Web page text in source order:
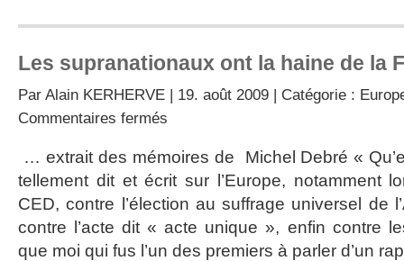
Les supranationaux ont la haine de la
Par Alain KERHERVE | 19. août 2009 | Catégorie :
Commentaires fermés
ont
la
de
la
France
… extrait des mémoires de Michel Debré «
tellement dit et écrit sur l’Europe, notamment
CED, contre l’élection au suffrage universel de
contre l’acte dit « acte unique », enfin contre
que moi qui fus l’un des premiers à parler d’un